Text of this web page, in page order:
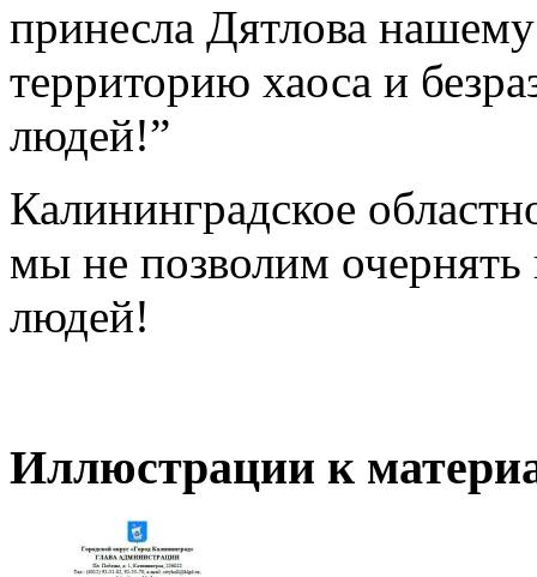
принесла Дятлова
территорию хаоса и
людей!”
Калининградское
мы не позволим
людей!
Иллюстрации к